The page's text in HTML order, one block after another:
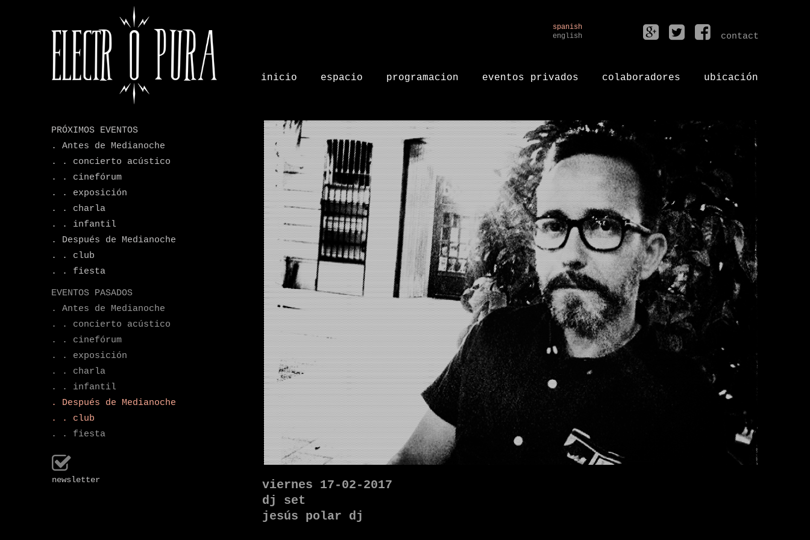
spanish
english
contact
inicio espacio programacion eventos privados colaboradores ubicación
PRÓXIMOS EVENTOS
. Antes de Medianoche
. . concierto acústico
. . cinefórum
. . exposición
. . charla
. . infantil
. Después de Medianoche
. . club
. . fiesta
EVENTOS PASADOS
. Antes de Medianoche
. . concierto acústico
. . cinefórum
. . exposición
. . charla
. . infantil
. Después de Medianoche
. . club
. . fiesta
newsletter
viernes 17-02-2017
dj set
jesús polar dj